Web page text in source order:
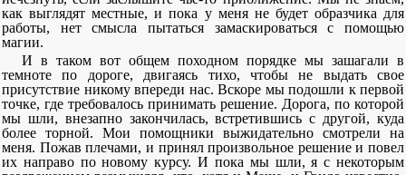
как выглядят местные, и пока у меня не будет образчика для
работы, нет смысла пытаться замаскироваться с помощью
магии.
И в таком вот общем походном порядке мы зашагали в
темноте по дороге, двигаясь тихо, чтобы не выдать свое
присутствие никому впереди нас. Вскоре мы подошли к первой
точке, где требовалось принимать решение. Дорога, по которой
мы шли, внезапно закончилась, встретившись с другой, куда
более торной. Мои помощники выжидательно смотрели на
меня. Пожав плечами, и принял произвольное решение и повел
их направо по новому курсу. И пока мы шли, я с некоторым